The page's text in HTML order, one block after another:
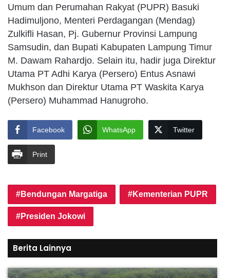
Umum dan Perumahan Rakyat (PUPR) Basuki
Hadimuljono, Menteri Perdagangan (Mendag)
Zulkifli Hasan, Pj. Gubernur Provinsi Lampung
Samsudin, dan Bupati Kabupaten Lampung Timur
M. Dawam Rahardjo. Selain itu, hadir juga Direktur
Utama PT Adhi Karya (Persero) Entus Asnawi
Mukhson dan Direktur Utama PT Waskita Karya
(Persero) Muhammad Hanugroho.
Facebook WhatsApp Twitter
Print
Bendungan Margatiga Kementerian PUPR
Presiden Jokowi
Berita Lainnya